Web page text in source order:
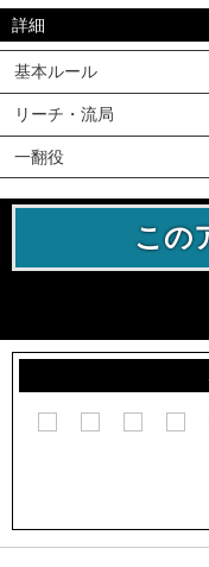
詳細
基本ルール
リーチ・流局
一翻役
この